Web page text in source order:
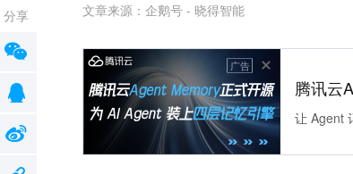
文章来源： 企鹅号 - 晓得智能
广告
腾讯云
让 Agent
分享